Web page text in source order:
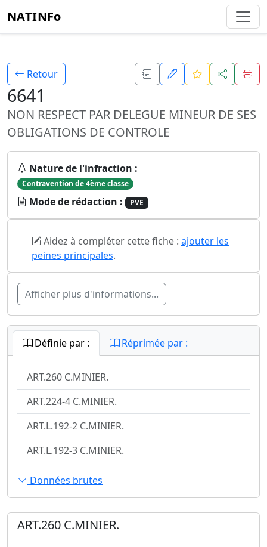
NATINFo
Retour
6641
NON RESPECT PAR DELEGUE MINEUR DE SES
OBLIGATIONS DE CONTROLE
Nature de l'infraction :
Contravention de 4ème classe
Mode de rédaction : PVE
Aidez à compléter cette fiche : ajouter les
peines principales.
Afficher plus d'informations...
Définie par : Réprimée par :
ART.260 C.MINIER.
ART.224-4 C.MINIER.
ART.L.192-2 C.MINIER.
ART.L.192-3 C.MINIER.
Données brutes
ART.260 C.MINIER.